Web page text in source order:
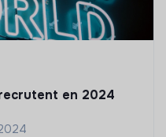
en 2024